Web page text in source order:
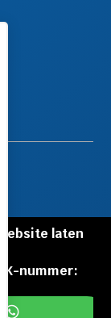
Website laten
nummer:
